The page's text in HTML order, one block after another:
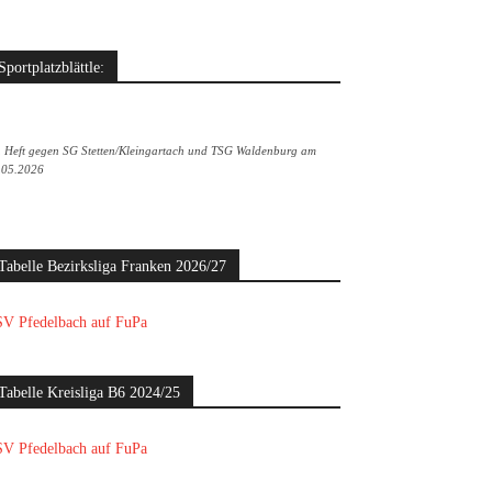
Sportplatzblättle:
Heft gegen SG Stetten/Kleingartach und TSG Waldenburg am
Bezirksliga Franken 2026/27
Pfedelbach auf FuPa
Kreisliga B6 2024/25
Pfedelbach auf FuPa